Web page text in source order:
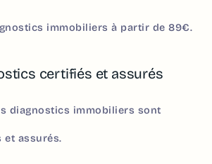
immobiliers à partir de 89€.
certifiés et assurés
diagnostics immobiliers sont
et assurés.